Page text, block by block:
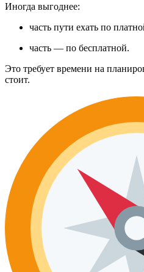
Иногда выгоднее:
часть пути ехать по
часть — по бесплатной.
Это требует времени на
стоит.